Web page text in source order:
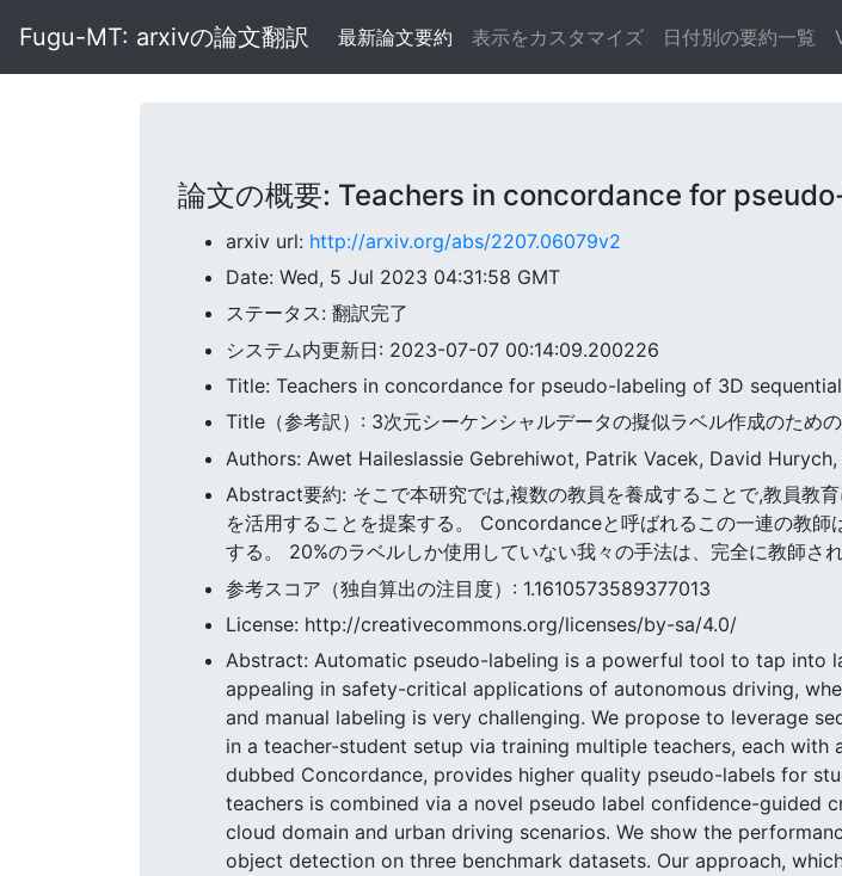
Fugu-MT: arxivの論文翻訳 最新論文要約 表示をカスタマイズ 日付別の要約一覧
論文の概要: Teachers in concordance for
arxiv url: http://arxiv.org/abs/2207.06079v2
Date: Wed, 5 Jul 2023 04:31:58 GMT
ステータス: 翻訳完了
システム内更新日: 2023-07-07 00:14:09.200226
Title: Teachers in concordance for pseudo-labeling of 3D
Title（参考訳）: 3次元シーケンシャルデータの擬似ラベル作成のため
Authors: Awet Haileslassie Gebrehiwot, Patrik Vacek, David
Abstract要約: そこで本研究では,複数の教員を養成することで,教員教
を活用することを提案する。 Concordanceと呼ばれるこの一連の教
する。 20%のラベルしか使用していない我々の手法は、完全に教師さ
参考スコア（独自算出の注目度）: 1.1610573589377013
License: http://creativecommons.org/licenses/by-sa/4.0/
Abstract: Automatic pseudo-labeling is a powerful tool to tap into
appealing in safety-critical applications of autonomous driving,
and manual labeling is very challenging. We propose to leverage
in a teacher-student setup via training multiple teachers, each
dubbed Concordance, provides higher quality pseudo-labels for
teachers is combined via a novel pseudo label confidence-guided
cloud domain and urban driving scenarios. We show the
object detection on three benchmark datasets. Our approach,